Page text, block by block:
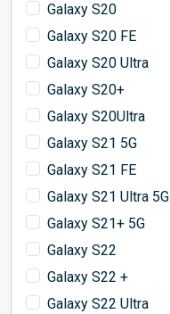
Galaxy S20
Galaxy S20 FE
Galaxy S20 Ultra
Galaxy S20+
Galaxy S20Ultra
Galaxy S21 5G
Galaxy S21 FE
Galaxy S21 Ultra 5G
Galaxy S21+ 5G
Galaxy S22
Galaxy S22 +
Galaxy S22 Ultra